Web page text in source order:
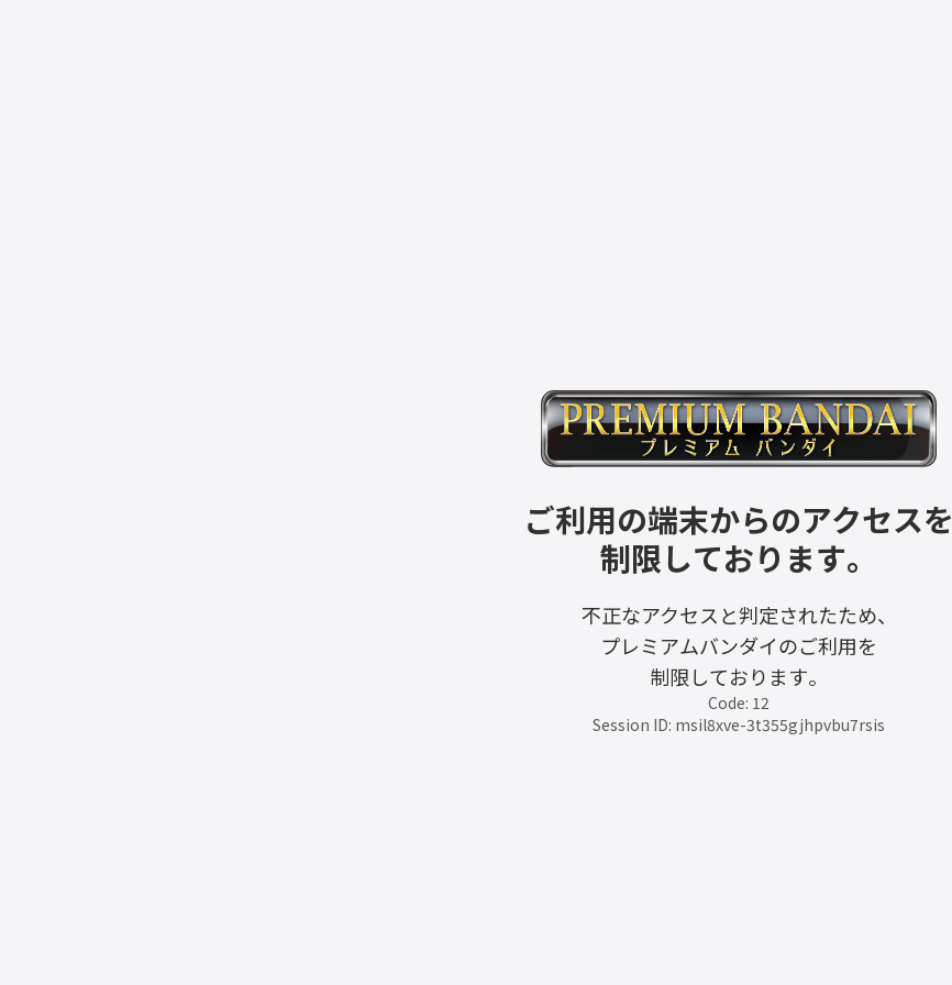
ご利用の端末からのアクセスを
制限しております。
不正なアクセスと判定されたため、
プレミアムバンダイのご利用を
制限しております。
Code: 12
Session ID: msil8xve-3t355gjhpvbu7rsis